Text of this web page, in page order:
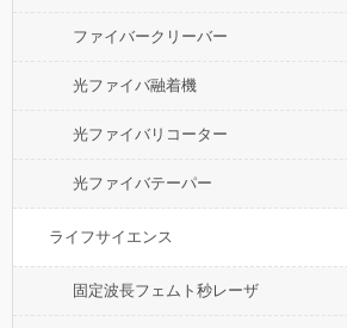
ファイバークリーバー
光ファイバ融着機
光ファイバリコーター
光ファイバテーパー
ライフサイエンス
固定波長フェムト秒レーザ